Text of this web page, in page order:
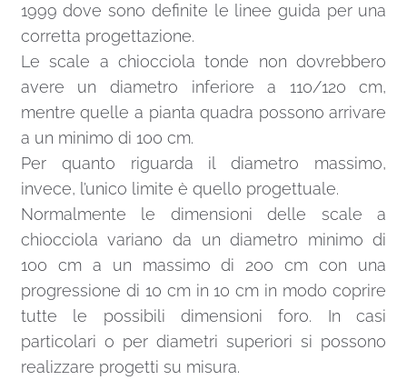
1999 dove sono definite le linee guida per una
corretta progettazione.
Le scale a chiocciola tonde non dovrebbero
avere un diametro inferiore a 110/120 cm,
mentre quelle a pianta quadra possono arrivare
a un minimo di 100 cm.
Per quanto riguarda il diametro massimo,
invece, l’unico limite è quello progettuale.
Normalmente le dimensioni delle scale a
chiocciola variano da un diametro minimo di
100 cm a un massimo di 200 cm con una
progressione di 10 cm in 10 cm in modo coprire
tutte le possibili dimensioni foro. In casi
particolari o per diametri superiori si possono
realizzare progetti su misura.